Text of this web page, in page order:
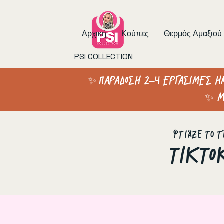
PSI COLLECTION
Αρχική Κούπες Θερμός Αμαξιού
✨ ΠΑΡΑΔΟΣΗ 2–4 ΕΡΓΑΣΙΜΕΣ
✨
Φτιάξε το